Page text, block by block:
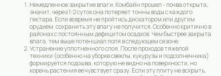
Немедленное закрытие влаги. Комбайн прошел - почва открыта,
значит, через 1-2 суток она потеряет тонны воды с каждого
гектара. Если вовремя не пройтись дискатором или другим
орудием, сохранить эту влагу не получится. Особенно критично в
районах с постоянным дефицитом осадков. Чем быстрее закрыта
влага, тем выше потенциал поля в следующем сезоне.
Устранение уплотненного слоя. После проходов тяжелой
техники (особенно на уборке свеклы, кукурузы и подсолнечника)
формируется подошва, которую не видно на поверхности, но
корень растения ее чувствует сразу. Если эту плиту не вскрыть,